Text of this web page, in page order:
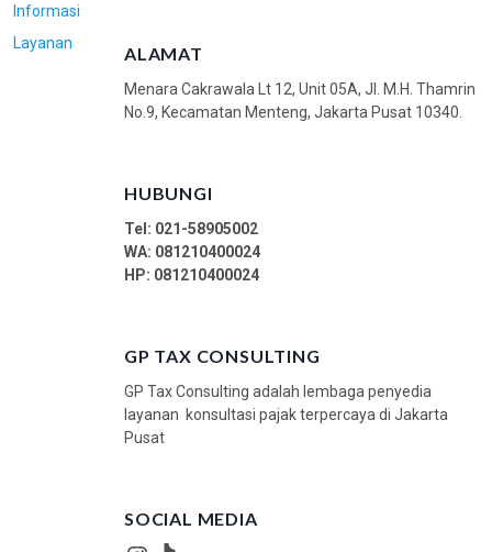
Informasi
Layanan
ALAMAT
Menara Cakrawala Lt 12, Unit 05A, Jl. M.H. Thamrin
No.9, Kecamatan Menteng, Jakarta Pusat 10340.
HUBUNGI
Tel: 021-58905002
WA: 081210400024
HP: 081210400024
GP TAX CONSULTING
GP Tax Consulting adalah lembaga penyedia
layanan konsultasi pajak terpercaya di Jakarta
Pusat
SOCIAL MEDIA